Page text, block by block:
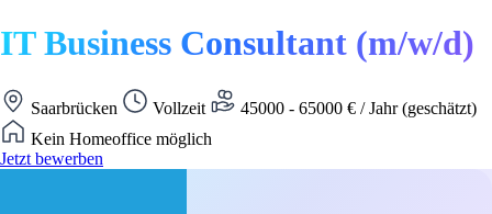
IT Business Consultant (m/w/d)
Saarbrücken Vollzeit
45000 - 65000 € / Jahr (geschätzt)
Kein Homeoffice möglich
Jetzt bewerben